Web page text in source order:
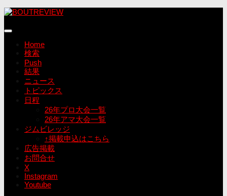
コ
テ
Home
検索
Push
結果
ニュース
トピックス
日程
26年プロ大会一覧
26年アマ大会一覧
ジムビレッジ
↑掲載申込はこちら
広告掲載
お問合せ
X
Instagram
Youtube